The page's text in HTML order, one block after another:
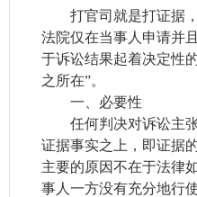
打官司就是打证据
法院仅在当事人申请并
于诉讼结果起着决定性
之所在”。
一、必要性
任何判决对诉讼主
证据事实之上，即证据
主要的原因不在于法律
事人一方没有充分地行